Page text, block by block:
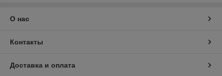
О нас
Контакты
Доставка и оплата